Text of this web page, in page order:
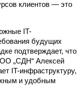
клиентов — это
IT-
будущих
подтверждает, что
„СДН“ Алексей
IT-инфраструктуру,
и удобным